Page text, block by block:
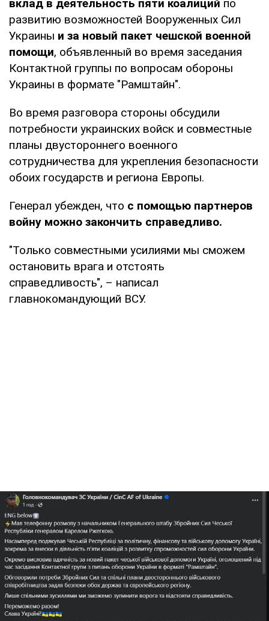
вклад в деятельность пяти коалиций по
развитию возможностей Вооруженных Сил
Украины и за новый пакет чешской военной
помощи, объявленный во время заседания
Контактной группы по вопросам обороны
Украины в формате "Рамштайн".
Во время разговора стороны обсудили
потребности украинских войск и совместные
планы двустороннего военного
сотрудничества для укрепления безопасности
обоих государств и региона Европы.
Генерал убежден, что с помощью партнеров
войну можно закончить справедливо.
"Только совместными усилиями мы сможем
остановить врага и отстоять
справедливость", – написал
главнокомандующий ВСУ.